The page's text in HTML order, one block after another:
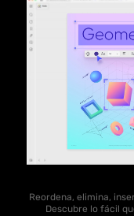
Reordena, elimina,
Descubre lo fácil